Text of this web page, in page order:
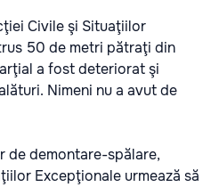
Civile şi Situaţiilor
50 de metri pătraţi din
a fost deteriorat şi
Nimeni nu a avut de
de demontare-spălare,
Excepţionale urmează să